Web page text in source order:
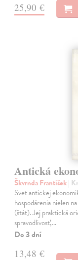
25,90 €
Antická
Škvrnda František|
Svet antickej
hospodárenia nielen
(štát). Jej praktická
spravodlivosť,…
Do 3 dní
13,48 €